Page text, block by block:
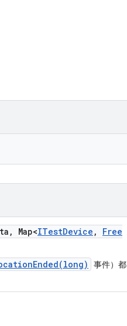
, Map<ITestDevice ,
Free
事件）都